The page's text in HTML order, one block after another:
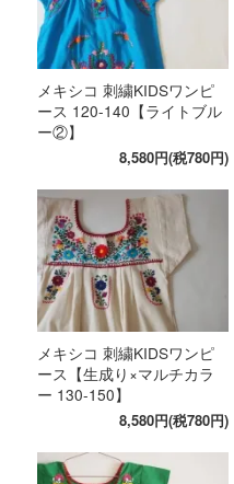
メキシコ 刺繍KIDSワンピ
ース 120-140【ライトブル
ー②】
8,580円(税780円)
メキシコ 刺繍KIDSワンピ
ース【生成り×マルチカラ
ー 130-150】
8,580円(税780円)